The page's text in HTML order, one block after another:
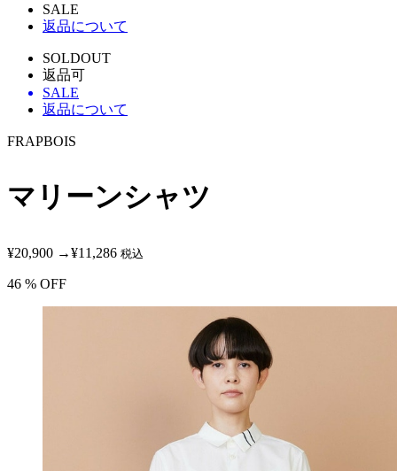
SALE
返品について
SOLDOUT
返品可
SALE
返品について
FRAPBOIS
マリーンシャツ
¥20,900 →¥11,286 税込
46 % OFF